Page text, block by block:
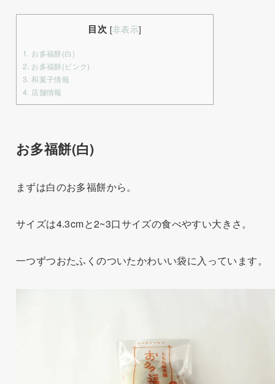
目次 [非表示]
1.
お多福餅(白)
2. お多福餅(ピンク)
3. 和菓子情報
4. 店舗情報
お多福餅(白)
まずは白のお多福餅から。
サイズは4.3cmと2~3口サイズの食べやすい大きさ。
一つずつおたふくのついたかわいい袋に入っています。